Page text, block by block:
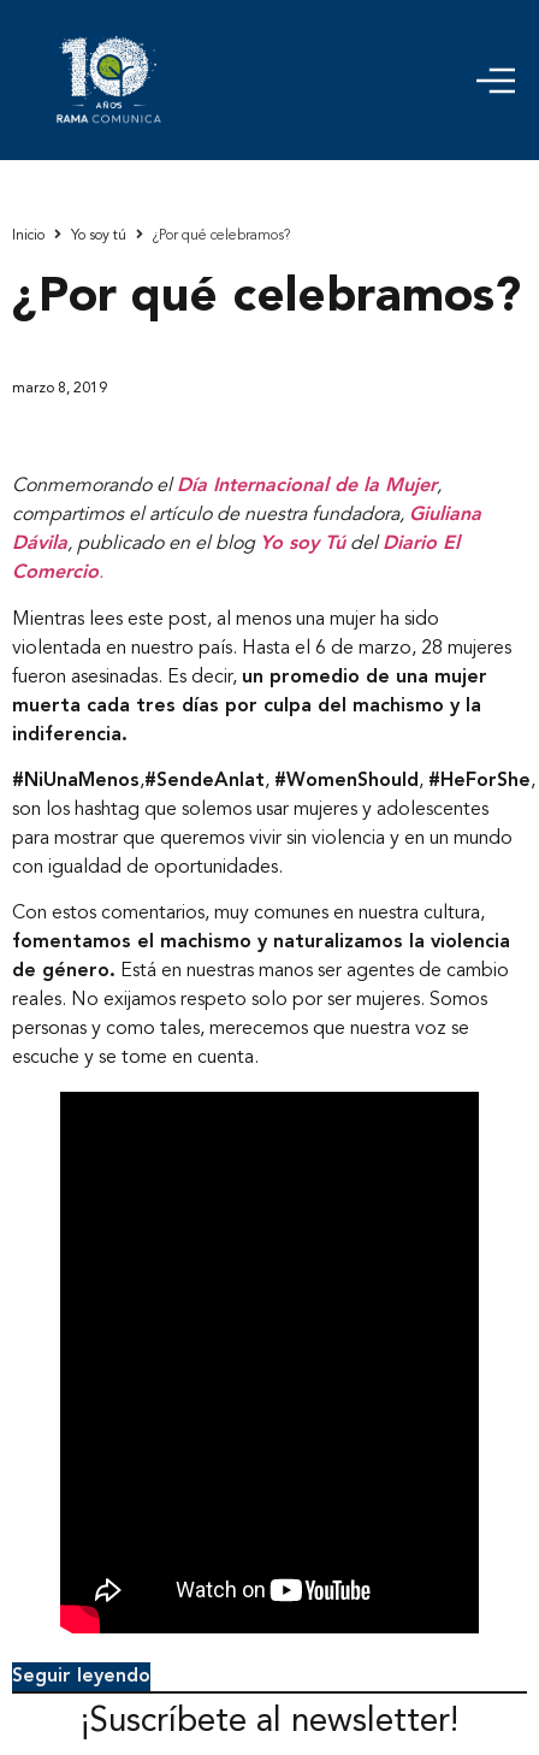
Inicio Yo soy tú ¿Por qué celebramos?
¿Por qué celebramos?
marzo 8, 2019
Conmemorando el Día Internacional de la Mujer,
compartimos el artículo de nuestra fundadora, Giuliana
Dávila, publicado en el blog Yo soy Túdel Diario El
Comercio.
Mientras lees este post, al menos una mujer ha sido
violentada en nuestro país. Hasta el 6 de marzo, 28 mujeres
fueron asesinadas. Es decir, un promedio de una mujer
muerta cada tres días por culpa del machismo y la
indiferencia.
#NiUnaMenos,#SendeAnlat, #WomenShould, #HeForShe,
son los hashtag que solemos usar mujeres y adolescentes
para mostrar que queremos vivir sin violencia y en un mundo
con igualdad de oportunidades.
Con estos comentarios, muy comunes en nuestra cultura,
fomentamos el machismo y naturalizamos la violencia
de género. Está en nuestras manos ser agentes de cambio
reales. No exijamos respeto solo por ser mujeres. Somos
personas y como tales, merecemos que nuestra voz se
escuche y se tome en cuenta.
Seguir leyendo
¡Suscríbete al newsletter!